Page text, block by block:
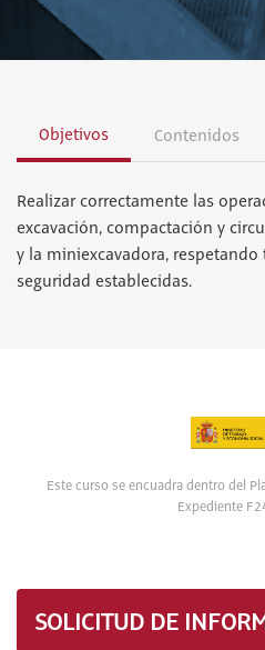
Objetivos Contenidos
Realizar correctamente las
excavación, compactación y
y la miniexcavadora,
seguridad establecidas.
Este curso se encuadra dentro del
Expediente
SOLICITUD DE